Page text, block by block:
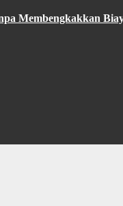
Membengkakkan